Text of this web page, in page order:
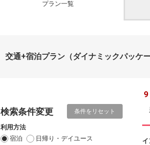
プラン一覧
交通+宿泊プラン （ダイナミックパッケ
検索条件変更 条件をリセット
利用方法
宿泊
日帰り・デイユース
9